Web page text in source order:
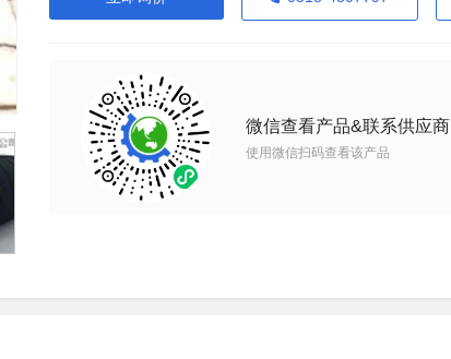
微信查看产品&联系供应商
使用微信扫码查看该产品